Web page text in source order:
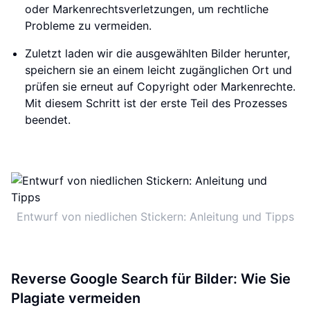
oder Markenrechtsverletzungen, um rechtliche
Probleme zu vermeiden.
Zuletzt laden wir die ausgewählten Bilder herunter,
speichern sie an einem leicht zugänglichen Ort und
prüfen sie erneut auf Copyright oder Markenrechte.
Mit diesem Schritt ist der erste Teil des Prozesses
beendet.
Entwurf von niedlichen Stickern: Anleitung und Tipps
Reverse Google Search für Bilder: Wie Sie
Plagiate vermeiden